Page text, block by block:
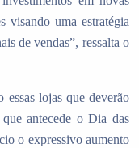
visando uma estratégia
de vendas”, ressalta o
essas lojas que deverão
antecede o Dia das
o expressivo aumento